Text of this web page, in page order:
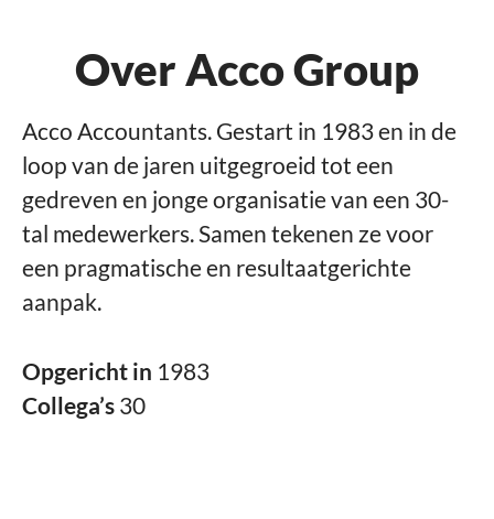
Over Acco Group
Acco Accountants. Gestart in 1983 en in de
loop van de jaren uitgegroeid tot een
gedreven en jonge organisatie van een 30-
tal medewerkers. Samen tekenen ze voor
een pragmatische en resultaatgerichte
aanpak.
Opgericht in 1983
Collega’s 30